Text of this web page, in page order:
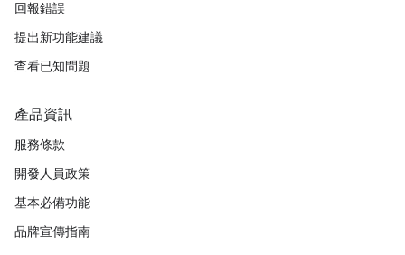
回報錯誤
提出新功能建議
查看已知問題
產品資訊
服務條款
開發人員政策
基本必備功能
品牌宣傳指南